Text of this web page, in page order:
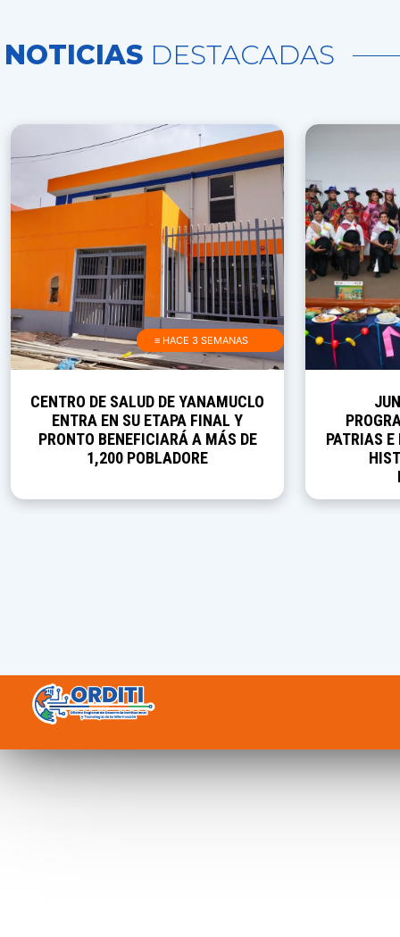
NOTICIAS DESTACADAS
≡ HACE 3 SEMANAS
CENTRO DE SALUD DE YANAMUCLO
ENTRA EN SU ETAPA FINAL Y
PRONTO BENEFICIARÁ A MÁS DE
1,200 POBLADORE
PATRIAS